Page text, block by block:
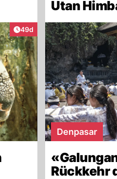
Utan
Artikel veröffentlicht:
49d
Denpasar
Rückkehr